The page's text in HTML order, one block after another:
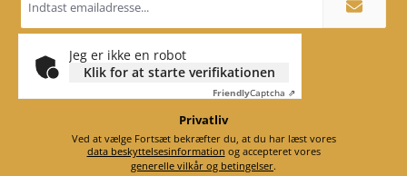
adresse
Jeg er ikke en robot
Klik for at starte verifikationen
FriendlyCaptcha ⇗
Privatliv
Ved at vælge Fortsæt bekræfter du, at du har læst vores
data beskyttelsesinformation
og accepteret vores
generelle vilkår og betingelser.